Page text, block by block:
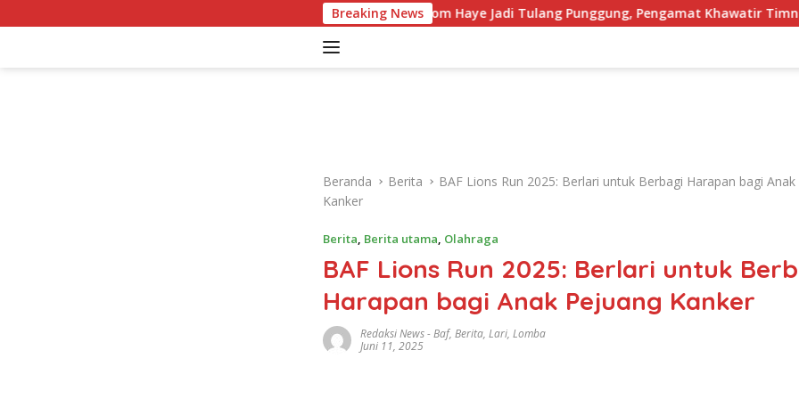
a
Breaking News
Thom Haye Jadi Tulang Punggung, Pengamat Khawatir Timnas
Beranda Berita
BAF Lions Run 2025: Berlari untuk Berbagi Harapan bagi
Kanker
Berita, Berita utama, Olahraga
BAF Lions Run 2025: Berlari untuk
Harapan bagi Anak Pejuang Kanker
Redaksi News-Baf, Berita, Lari, Lomba
Juni 11, 2025